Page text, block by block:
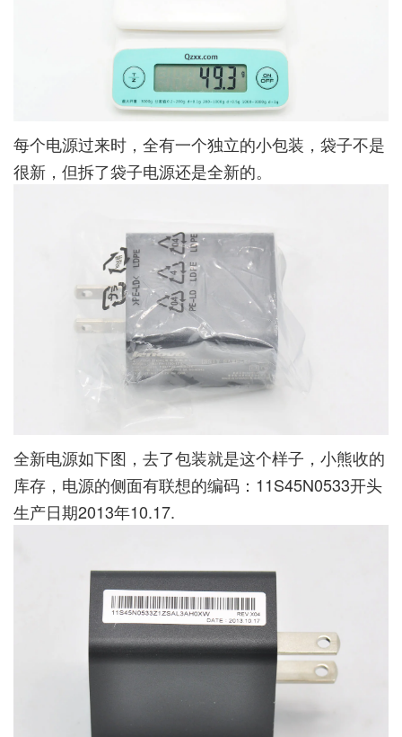
每个电源过来时，全有一个独立的小包装，袋子不是
很新，但拆了袋子电源还是全新的。
全新电源如下图，去了包装就是这个样子，小熊收的
库存，电源的侧面有联想的编码：11S45N0533开头
生产日期2013年10.17.